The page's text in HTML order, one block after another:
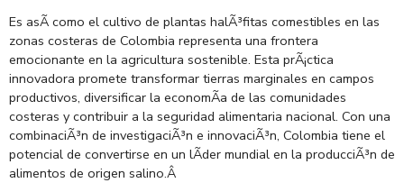
Es asÃ­ como el cultivo de plantas halÃ³fitas comestibles en las
zonas costeras de Colombia representa una frontera
emocionante en la agricultura sostenible. Esta prÃ¡ctica
innovadora promete transformar tierras marginales en campos
productivos, diversificar la economÃ­a de las comunidades
costeras y contribuir a la seguridad alimentaria nacional. Con una
combinaciÃ³n de investigaciÃ³n e innovaciÃ³n, Colombia tiene el
potencial de convertirse en un lÃ­der mundial en la producciÃ³n de
alimentos de origen salino.Â